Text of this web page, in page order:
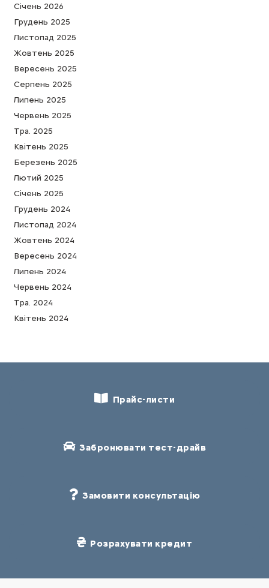
Cічень 2026
Грудень 2025
Листопад 2025
Жовтень 2025
Вересень 2025
Серпень 2025
Липень 2025
Червень 2025
Тра. 2025
Квітень 2025
Березень 2025
Лютий 2025
Cічень 2025
Грудень 2024
Листопад 2024
Жовтень 2024
Вересень 2024
Липень 2024
Червень 2024
Тра. 2024
Квітень 2024
Прайс-листи
Забронювати тест-драйв
Замовити консультацію
Розрахувати кредит